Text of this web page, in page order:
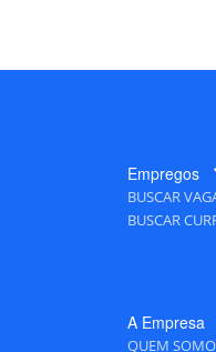
Empregos
BUSCAR
BUSCAR
A Empresa
QUEM